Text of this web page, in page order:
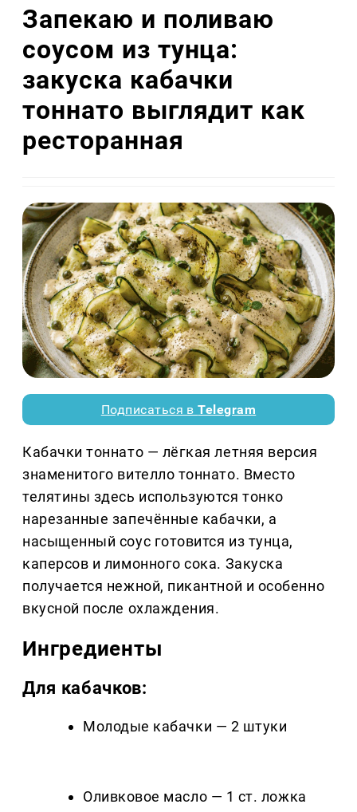
Запекаю и поливаю
соусом из тунца:
закуска кабачки
тоннато выглядит как
ресторанная
Подписаться вTelegram
Кабачки тоннато — лёгкая летняя версия
знаменитого вителло тоннато. Вместо
телятины здесь используются тонко
нарезанные запечённые кабачки, а
насыщенный соус готовится из тунца,
каперсов и лимонного сока. Закуска
получается нежной, пикантной и особенно
вкусной после охлаждения.
Ингредиенты
Для кабачков:
Молодые кабачки — 2 штуки
Оливковое масло — 1 ст. ложка